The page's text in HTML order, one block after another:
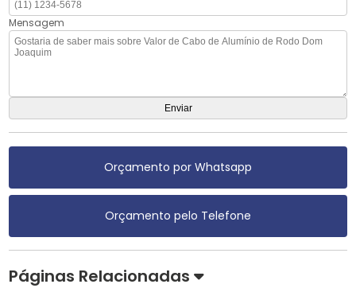
Mensagem
Orçamento por Whatsapp
Orçamento pelo Telefone
Páginas Relacionadas